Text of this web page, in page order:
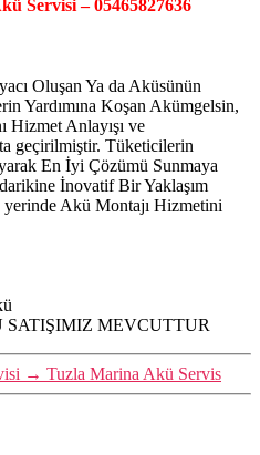
Servisi – 05465827636
Oluşan Ya da Aküsünün
Yardımına Koşan Akümgelsin,
Hizmet Anlayışı ve
geçirilmiştir. Tüketicilerin
En İyi Çözümü Sunmaya
İnovatif Bir Yaklaşım
yerinde Akü Montajı Hizmetini
SATIŞIMIZ MEVCUTTUR
→ Tuzla Marina Akü Servis